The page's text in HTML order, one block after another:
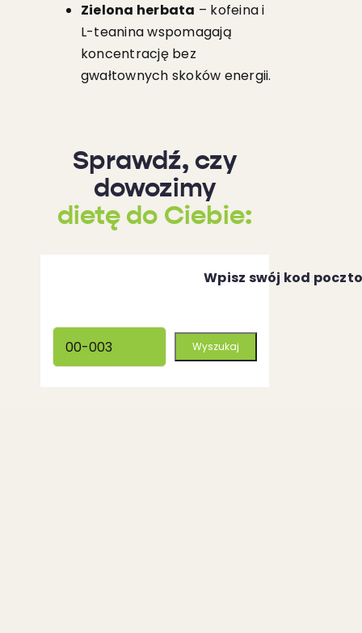
Zielona herbata – kofeina i
L-teanina wspomagają
koncentrację bez
gwałtownych skoków energii.
Sprawdź, czy
dowozimy
dietę do Ciebie:
Wpisz swój kod